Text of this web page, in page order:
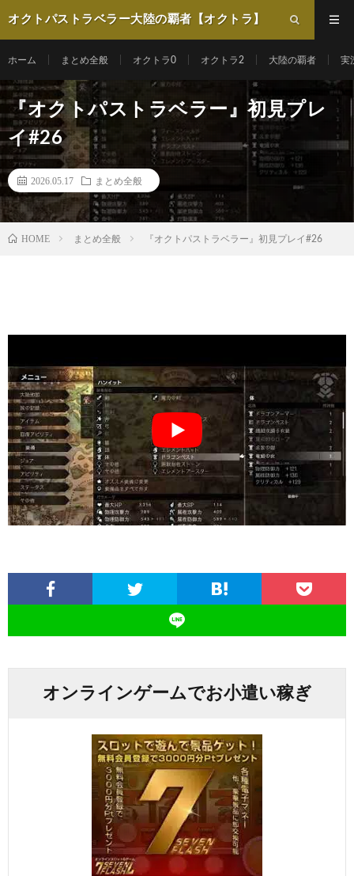
オクトパストラベラー大陸の覇者【オクトラ】
ホーム まとめ全般 オクトラ0 オクトラ2 大陸の覇者 実
『オクトパストラベラー』初見プレ
イ#26
2026.05.17 まとめ全般
HOME まとめ全般 『オクトパストラベラー』初見プレイ#26
オンラインゲームでお小遣い稼ぎ